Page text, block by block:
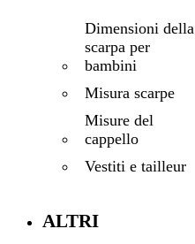
Dimensioni della
scarpa per
bambini
Misura scarpe
Misure del
cappello
Vestiti e tailleur
ALTRI